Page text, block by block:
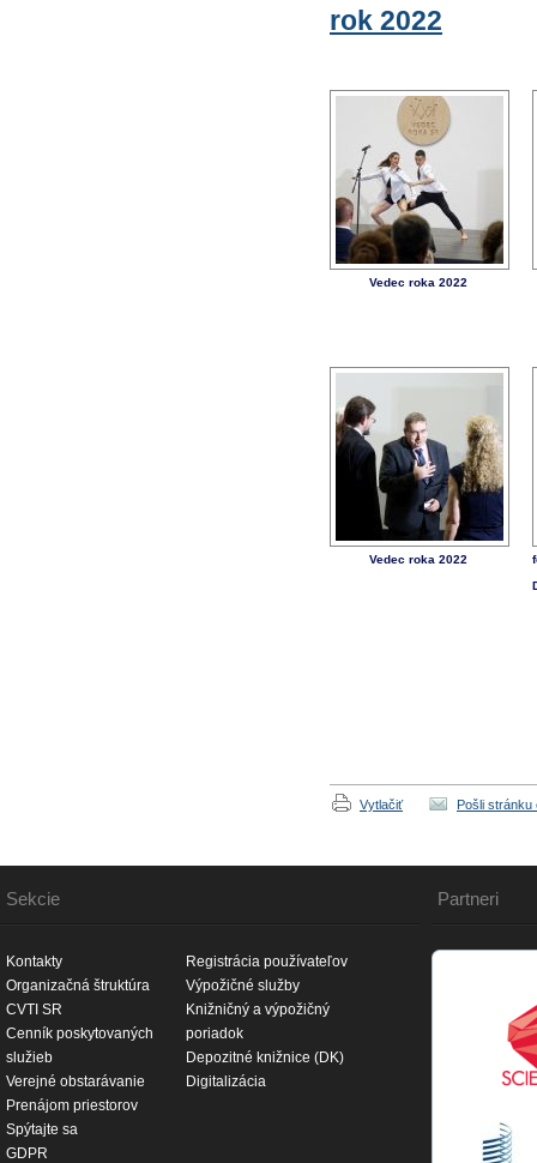
rok 2022
Vedec roka 2022
Vedec roka 2022
Vytlačiť Pošli stránku
Sekcie
Kontakty
Organizačná štruktúra
CVTI SR
Cenník poskytovaných
služieb
Verejné obstarávanie
Prenájom priestorov
Spýtajte sa
GDPR
Registrácia používateľov
Výpožičné služby
Knižničný a výpožičný
poriadok
Depozitné knižnice (DK)
Digitalizácia
Partneri